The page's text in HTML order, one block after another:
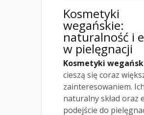
Kosmetyki
wegańskie:
naturalność i
w pielęgnacji
Kosmetyki
cieszą się coraz
zainteresowaniem. Ich
naturalny skład oraz
podejście do